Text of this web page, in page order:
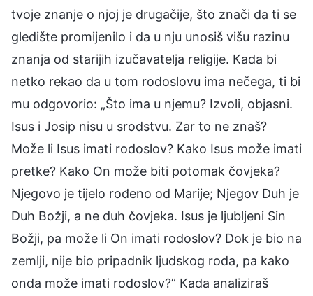
tvoje znanje o njoj je drugačije, što znači da ti se
gledište promijenilo i da u nju unosiš višu razinu
znanja od starijih izučavatelja religije. Kada bi
netko rekao da u tom rodoslovu ima nečega, ti bi
mu odgovorio: „Što ima u njemu? Izvoli, objasni.
Isus i Josip nisu u srodstvu. Zar to ne znaš?
Može li Isus imati rodoslov? Kako Isus može imati
pretke? Kako On može biti potomak čovjeka?
Njegovo je tijelo rođeno od Marije; Njegov Duh je
Duh Božji, a ne duh čovjeka. Isus je ljubljeni Sin
Božji, pa može li On imati rodoslov? Dok je bio na
zemlji, nije bio pripadnik ljudskog roda, pa kako
onda može imati rodoslov?” Kada analiziraš